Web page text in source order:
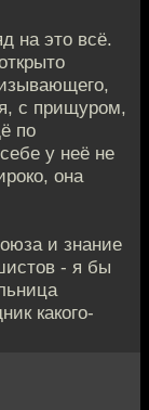
на это всё.
с прищуром,
по
у неё не
она
и знание
- я бы
какого-